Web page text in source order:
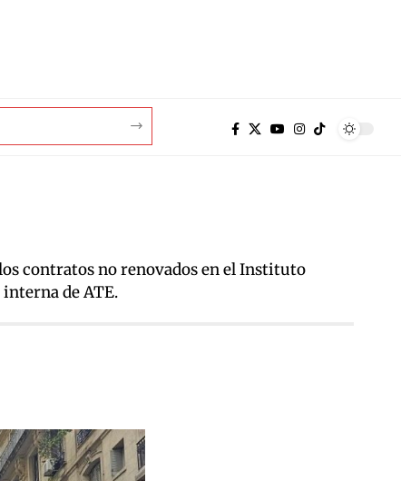
contratos no renovados en el Instituto
de ATE.